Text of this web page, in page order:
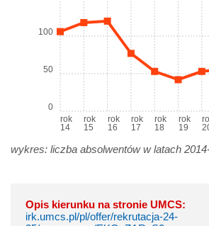
rok
14
rok
15
rok
16
rok
17
rok
18
rok
19
0
50
100
wykres: liczba absolwentów w latach
Opis kierunku na stronie UMCS:
irk.umcs.pl/pl/offer/rekrutacja-24-